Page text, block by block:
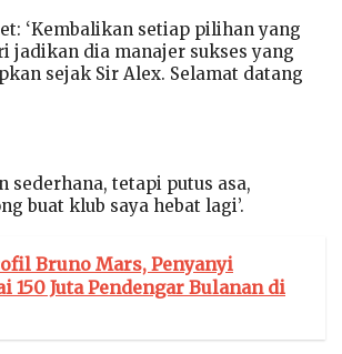
‘Kembalikan setiap pilihan yang
jadikan dia manajer sukses yang
sejak Sir Alex. Selamat datang
sederhana, tetapi putus asa,
buat klub saya hebat lagi’.
Bruno Mars, Penyanyi
150 Juta Pendengar Bulanan di